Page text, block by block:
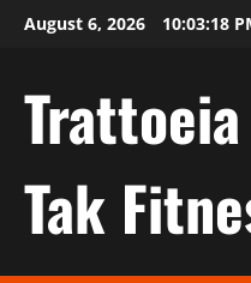
SkipAugust 6, 2026 10:03:19
Tak